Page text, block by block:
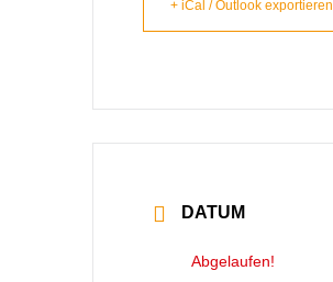
+ iCal / Outlook exportieren
DATUM
Abgelaufen!